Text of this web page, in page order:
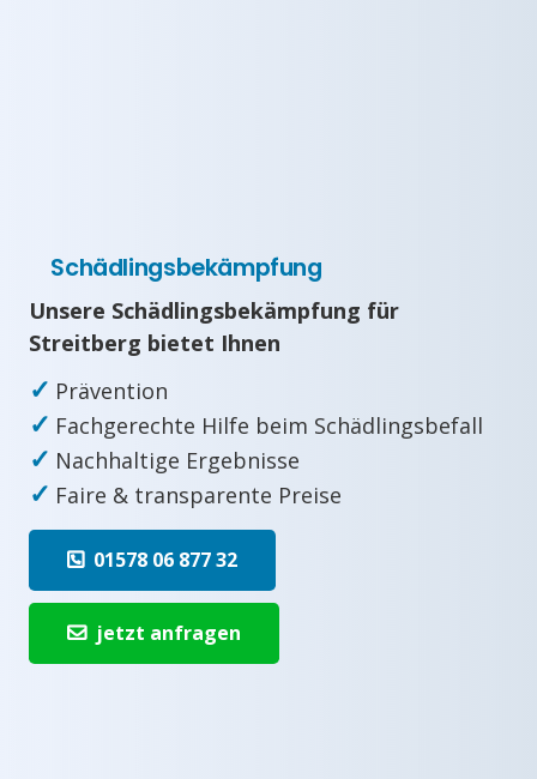
Schädlingsbekämpfung
Unsere Schädlingsbekämpfung für
Streitberg bietet Ihnen
✓ Prävention
✓ Fachgerechte Hilfe beim Schädlingsbefall
✓ Nachhaltige Ergebnisse
✓ Faire & transparente Preise
01578 06 877 32
jetzt anfragen